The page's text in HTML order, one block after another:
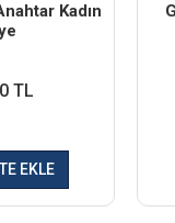
Kadın
TL
EKLE